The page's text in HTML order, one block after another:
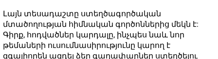
Լայն տեսադաշտը ստեղծագործական
մտածողության հիմնական գործոններից մեկն է:
Գիրք, հոդվածներ կարդալը, ինչպես նաև նոր
թեմաների ուսումնասիրությունը կարող է
զգալիորեն ազդել ձեր գաղափարներ ստեղծելու